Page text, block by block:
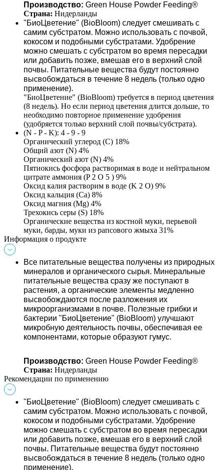
Производство: Green House Powder Feeding®
Страна: Нидерланды
"БиоЦветение" (BioBloom) следует смешивать с
самим субстратом. Можно использовать с почвой,
кокосом и подобными субстратами. Удобрение
можно смешать с субстратом во время пересадки
или добавить позже, вмешав его в верхний слой
почвы. Питательные вещества будут постоянно
высвобождаться в течение 8 недель (только одно
применение).
"БиоЦветение" (BioBloom) требуется в период цветения
(8 недель). Но если период цветения длится дольше, то
необходимо повторное применение удобрения
(удобряется только верхний слой почвы/субстрата).
(N - P - K): 4 - 9 - 9
Органический углерод (C) 18%
Общий азот (N) 4%
Органический азот (N) 4%
Пятиокись фосфора растворимая в воде и нейтральном
цитрате аммония (P 2 O 5 ) 9%
Оксид калия растворим в воде (K 2 O) 9%
Оксид кальция (Ca) 8%
Оксид магния (Mg) 4%
Трехокись серы (S) 18%
Органические вещества из костной муки, перьевой
муки, барды, муки из рапсового жмыха 31%
Информация о продукте
Все питательные вещества получены из природных
минералов и органического сырья. Минеральные
питательные вещества сразу же поступают в
растения, а органические элементы медленно
высвобождаются после разложения их
микроорганизмами в почве. Полезные грибки и
бактерии "БиоЦветение" (BioBloom) улучшают
микробную деятельность почвы, обеспечивая ее
компонентами, которые образуют гумус.
Производство: Green House Powder Feeding®
Страна: Нидерланды
Рекомендации по применению
"БиоЦветение" (BioBloom) следует смешивать с
самим субстратом. Можно использовать с почвой,
кокосом и подобными субстратами. Удобрение
можно смешать с субстратом во время пересадки
или добавить позже, вмешав его в верхний слой
почвы. Питательные вещества будут постоянно
высвобождаться в течение 8 недель (только одно
применение).